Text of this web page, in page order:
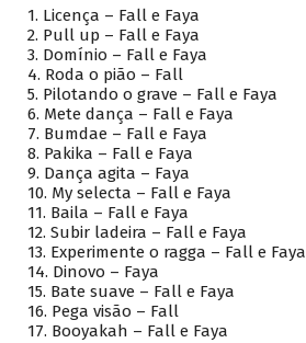
1. Licença – Fall e Faya
2. Pull up – Fall e Faya
3. Domínio – Fall e Faya
4. Roda o pião – Fall
5. Pilotando o grave – Fall e Faya
6. Mete dança – Fall e Faya
7. Bumdae – Fall e Faya
8. Pakika – Fall e Faya
9. Dança agita – Faya
10. My selecta – Fall e Faya
11. Baila – Fall e Faya
12. Subir ladeira – Fall e Faya
13. Experimente o ragga – Fall e Faya
14. Dinovo – Faya
15. Bate suave – Fall e Faya
16. Pega visão – Fall
17. Booyakah – Fall e Faya